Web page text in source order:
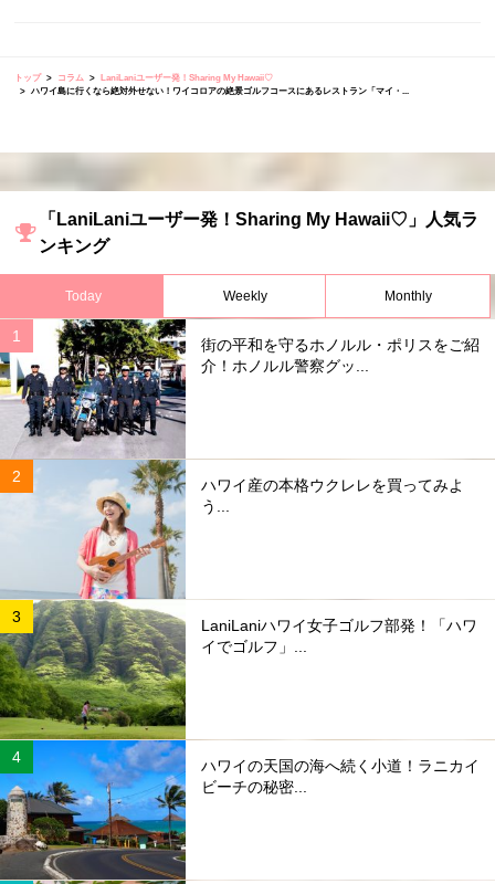
トップ コラム
LaniLaniユーザー発！Sharing My Hawaii♡
ハワイ島に行くなら絶対外せない！ワイコロアの絶景ゴルフコースにあるレストラン「マイ・...
「LaniLaniユーザー発！Sharing My Hawaii♡」人気ラ
ンキング
Today Weekly Monthly
街の平和を守るホノルル・ポリスをご紹
介！ホノルル警察グッ...
ハワイ産の本格ウクレレを買ってみよ
う...
LaniLaniハワイ女子ゴルフ部発！「ハワ
イでゴルフ」...
ハワイの天国の海へ続く小道！ラニカイ
ビーチの秘密...